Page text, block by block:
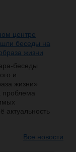
центре
беседы на
жизни
беседы
и
жизни»
проблема
актуальность
Все новости